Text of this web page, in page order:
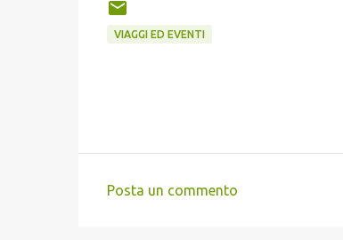
VIAGGI ED EVENTI
Posta un commento